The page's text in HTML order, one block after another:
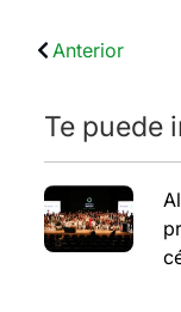
Anterior
Te puede